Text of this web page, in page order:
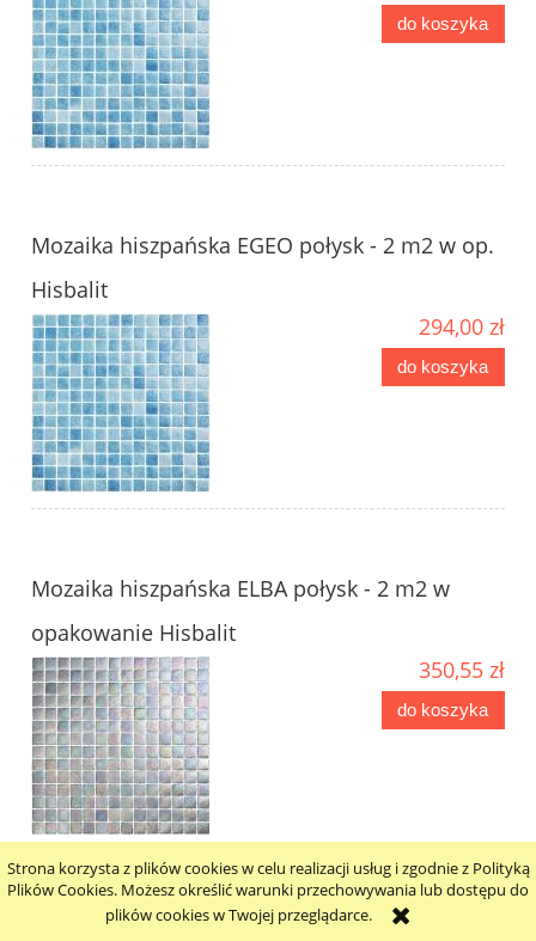
Strona korzysta z plików cookies w celu realizacji usług i zgodnie z Polityką
Plików Cookies. Możesz określić warunki przechowywania lub dostępu do
plików cookies w Twojej przeglądarce.
do koszyka
Mozaika hiszpańska EGEO połysk - 2 m2 w op.
Hisbalit
294,00 zł
do koszyka
Mozaika hiszpańska ELBA połysk - 2 m2 w
opakowanie Hisbalit
350,55 zł
do koszyka
Mozaika hiszpańska ETNA antypoślizg - 2 m2 w